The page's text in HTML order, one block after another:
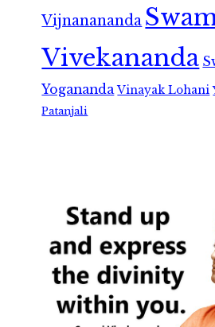
Vijnanananda
Vivekananda
Yogananda Vinayak Lohani
Patanjali